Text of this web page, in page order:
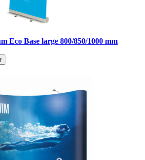
Eco Base large 800/850/1000 mm